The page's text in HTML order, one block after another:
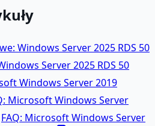
Windows Server 2025 RDS 50
Server 2025 RDS 50
Windows Server 2019
Microsoft Windows Server
FAQ: Microsoft Windows Server